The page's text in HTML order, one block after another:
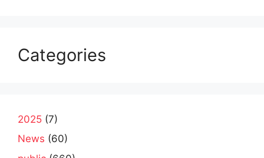
Categories
2025 (7)
News (60)